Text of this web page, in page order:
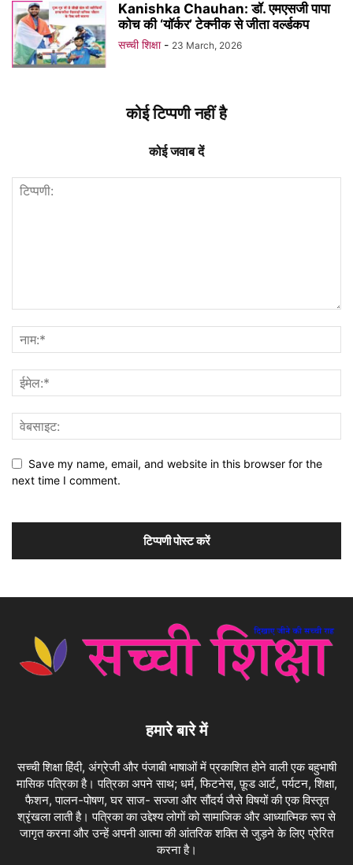
Kanishka Chauhan: डॉ. एमएसजी पापा
कोच की ‘यॉर्कर’ टेक्नीक से जीता वर्ल्डकप
सच्ची शिक्षा - 23 March, 2026
कोई टिप्पणी नहीं है
कोई जवाब दें
Save my name, email, and website in this browser for the
next time I comment.
हमारे बारे में
सच्ची शिक्षा हिंदी, अंग्रेजी और पंजाबी भाषाओं में प्रकाशित होने वाली एक बहुभाषी
मासिक पत्रिका है। पत्रिका अपने साथ; धर्म, फिटनेस, फ़ूड आर्ट, पर्यटन, शिक्षा,
फैशन, पालन-पोषण, घर साज- सज्जा और सौंदर्य जैसे विषयों की एक विस्तृत
श्रृंखला लाती है। पत्रिका का उद्देश्य लोगों को सामाजिक और आध्यात्मिक रूप से
जागृत करना और उन्हें अपनी आत्मा की आंतरिक शक्ति से जुड़ने के लिए प्रेरित
करना है।